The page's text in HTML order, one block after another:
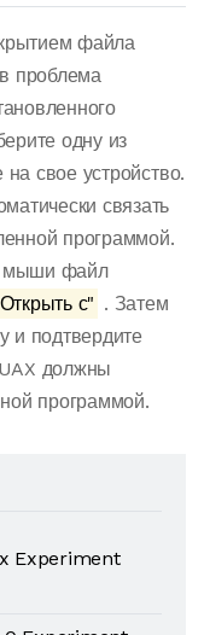
файла
проблема
одну из
свое устройство.
связать
программой.
мыши файл
с" . Затем
и подтвердите
должны
программой.
Experiment